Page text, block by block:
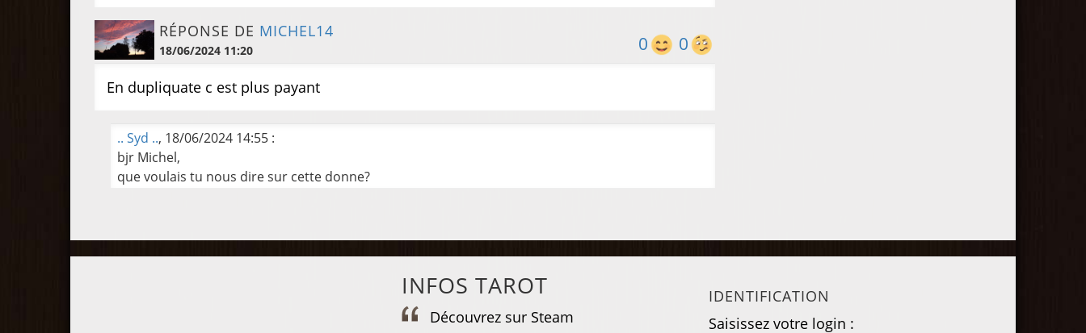
0
0
RÉPONSE DE MICHEL14
18/06/2024 11:20
En dupliquate c est plus payant
.. Syd .., 18/06/2024 14:55 :
bjr Michel,
que voulais tu nous dire sur cette donne?
INFOS TAROT
Découvrez sur Steam
Découvrez également notre
IDENTIFICATION
Saisissez votre login :